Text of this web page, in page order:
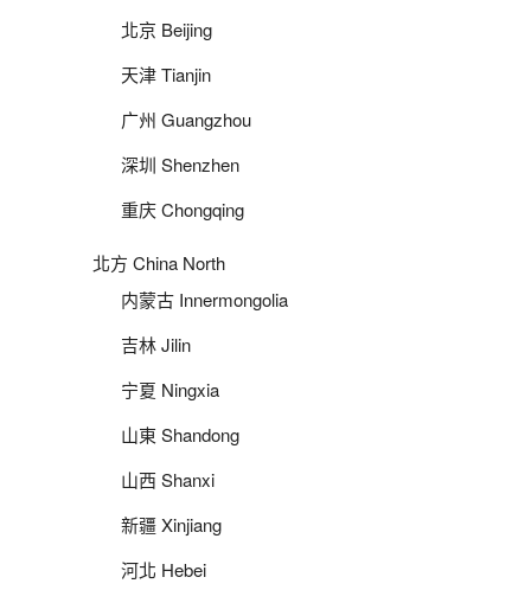
北京 Beijing
天津 Tianjin
广州 Guangzhou
深圳 Shenzhen
重庆 Chongqing
北方 China North
内蒙古 Innermongolia
吉林 Jilin
宁夏 Ningxia
山東 Shandong
山西 Shanxi
新疆 Xinjiang
河北 Hebei